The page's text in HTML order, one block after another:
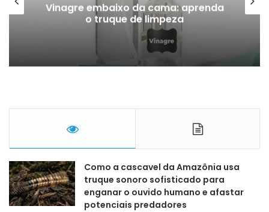
Vinagre embaixo da cama: aprenda
o truque de limpeza
Como a cascavel da Amazônia usa
truque sonoro sofisticado para
enganar o ouvido humano e afastar
potenciais predadores